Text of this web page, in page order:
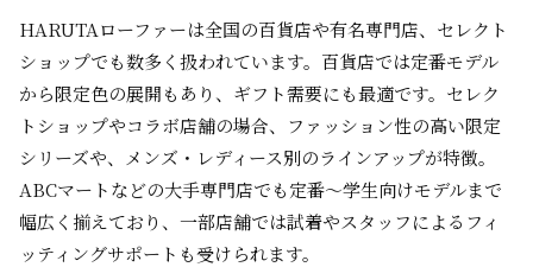
HARUTAローファーは全国の百貨店や有名専門店、セレクト
ショップでも数多く扱われています。百貨店では定番モデル
から限定色の展開もあり、ギフト需要にも最適です。セレク
トショップやコラボ店舗の場合、ファッション性の高い限定
シリーズや、メンズ・レディース別のラインアップが特徴。
ABCマートなどの大手専門店でも定番～学生向けモデルまで
幅広く揃えており、一部店舗では試着やスタッフによるフィ
ッティングサポートも受けられます。